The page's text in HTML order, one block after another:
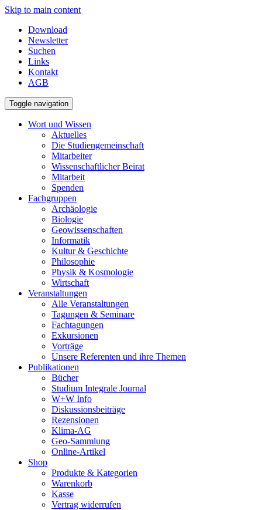
Skip to main content
Download
Newsletter
Suchen
Links
Kontakt
AGB
Toggle navigation
Wort und Wissen
Aktuelles
Die Studiengemeinschaft
Mitarbeiter
Wissenschaftlicher Beirat
Mitarbeit
Spenden
Fachgruppen
Archäologie
Biologie
Geowissenschaften
Informatik
Kultur & Geschichte
Philosophie
Physik & Kosmologie
Wirtschaft
Veranstaltungen
Alle Veranstaltungen
Tagungen & Seminare
Fachtagungen
Exkursionen
Vorträge
Unsere Referenten und ihre Themen
Publikationen
Bücher
Studium Integrale Journal
W+W Info
Diskussionsbeiträge
Rezensionen
Klima-AG
Geo-Sammlung
Online-Artikel
Shop
Produkte & Kategorien
Warenkorb
Kasse
Vertrag widerrufen